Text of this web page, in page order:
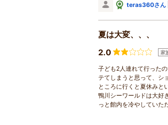
teras360さん
夏は大変、、、
2.0
家
子ども2人連れて行った
テてしまうと思って、シ
ところに行くと夏休みと
鴨川シーワールドは大好
っと館内を冷やしていた